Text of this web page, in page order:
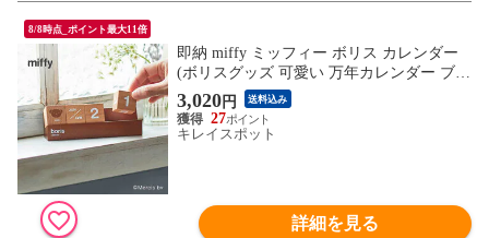
8/8時点_ポイント最大11倍
即納 miffy ミッフィー ボリス カレンダー
(ボリスグッズ 可愛い 万年カレンダー ブロ
ックカレンダー 卓上 日めくり おしゃれ デ
スク 用 リビング 木製カレンダー 木製 ブ
ロック キューブ 万年 月日 かわいい 大人
3,020円 送料込み
27
キレイスポット
詳細を見る